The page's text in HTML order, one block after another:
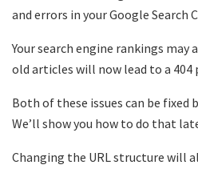
and errors in your Google Search
Your search engine rankings may
old articles will now lead to a 404
Both of these issues can be fixed
We’ll show you how to do that
Changing the URL structure will